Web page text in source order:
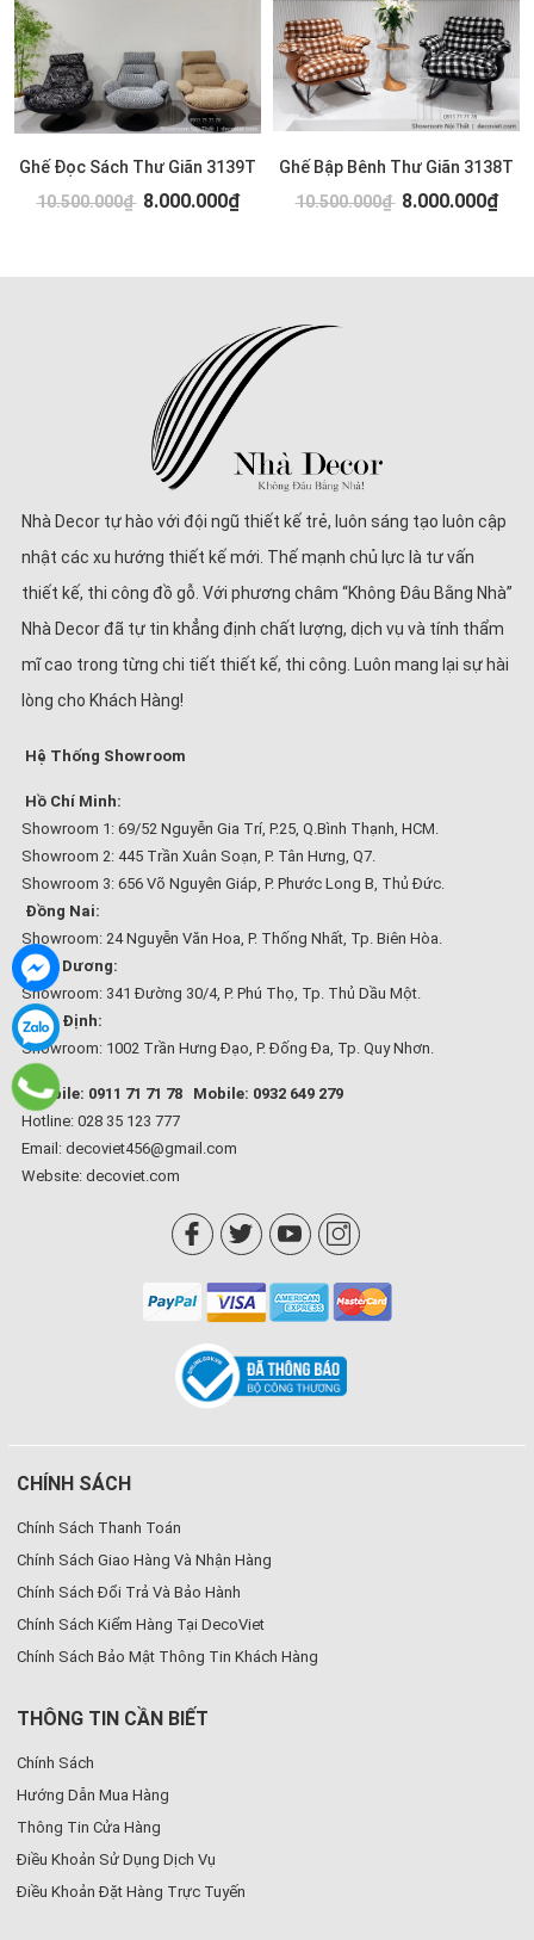
Ghế Đọc Sách Thư Giãn 3139T
10.500.000₫ 8.000.000₫
Ghế Bập Bênh Thư Giãn 3138T
10.500.000₫ 8.000.000₫
Nhà Decor tự hào với đội ngũ thiết kế trẻ, luôn sáng tạo luôn cập
nhật các xu hướng thiết kế mới. Thế mạnh chủ lực là tư vấn
thiết kế, thi công đồ gỗ. Với phương châm “Không Đâu Bằng Nhà”
Nhà Decor đã tự tin khẳng định chất lượng, dịch vụ và tính thẩm
mĩ cao trong từng chi tiết thiết kế, thi công. Luôn mang lại sự hài
lòng cho Khách Hàng!
Hệ Thống Showroom
Hồ Chí Minh:
Showroom 1: 69/52 Nguyễn Gia Trí, P.25, Q.Bình Thạnh, HCM.
Showroom 2: 445 Trần Xuân Soạn, P. Tân Hưng, Q7.
Showroom 3: 656 Võ Nguyên Giáp, P. Phước Long B, Thủ Đức.
Đồng Nai:
Showroom: 24 Nguyễn Văn Hoa, P. Thống Nhất, Tp. Biên Hòa.
Bình Dương:
Showroom: 341 Đường 30/4, P. Phú Thọ, Tp. Thủ Dầu Một.
Bình Định:
Showroom: 1002 Trần Hưng Đạo, P. Đống Đa, Tp. Quy Nhơn.
Mobile: 0911 71 71 78
Mobile: 0932 649 279
Hotline: 028 35 123 777
Email: decoviet456@gmail.com
Website: decoviet.com
CHÍNH SÁCH
Chính Sách Thanh Toán
Chính Sách Giao Hàng Và Nhận Hàng
Chính Sách Đổi Trả Và Bảo Hành
Chính Sách Kiểm Hàng Tại DecoViet
Chính Sách Bảo Mật Thông Tin Khách Hàng
THÔNG TIN CẦN BIẾT
Chính Sách
Hướng Dẫn Mua Hàng
Thông Tin Cửa Hàng
Điều Khoản Sử Dụng Dịch Vụ
Điều Khoản Đặt Hàng Trực Tuyến